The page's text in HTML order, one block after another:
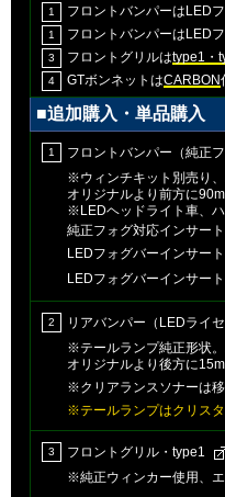
1 フロントバンパーはLED
1 フロントバンパーはLED
3 フロントグリルはtype1・
4 GTボンネットはCARBON
■追加購入・単品購入
1
フロントバンパー（純正
※ウィンチキット別売り
オリジナルより前方に
※LEDヘッドライト車、ハ
純正フォグ対応インサー
LEDフォグバーインサー
LEDフォグバーインサー
2
リアバンパー（LEDライ
※テールランプ純正形状
オリジナルより後方に
※クリアランスソナーは移
※テールランプはクリス
3
フロントグリル・type1
※純正ウィンカー使用、